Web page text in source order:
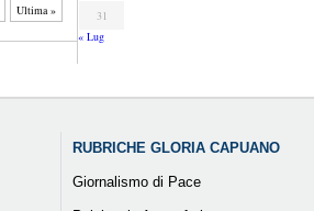
Ultima »
31
« Lug
RUBRICHE GLORIA CAPUANO
Giornalismo di Pace